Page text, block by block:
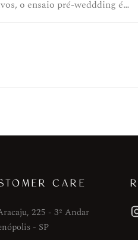
o ensaio pré-weddding é…
CARE
225 - 3º Andar
- SP